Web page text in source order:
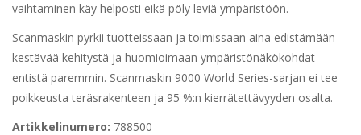
vaihtaminen käy helposti eikä pöly leviä ympäristöön.
Scanmaskin pyrkii tuotteissaan ja toimissaan aina edistämään
kestävää kehitystä ja huomioimaan ympäristönäkökohdat
entistä paremmin. Scanmaskin 9000 World Series-sarjan ei tee
poikkeusta teräsrakenteen ja 95 %:n kierrätettävyyden osalta.
Artikkelinumero: 788500